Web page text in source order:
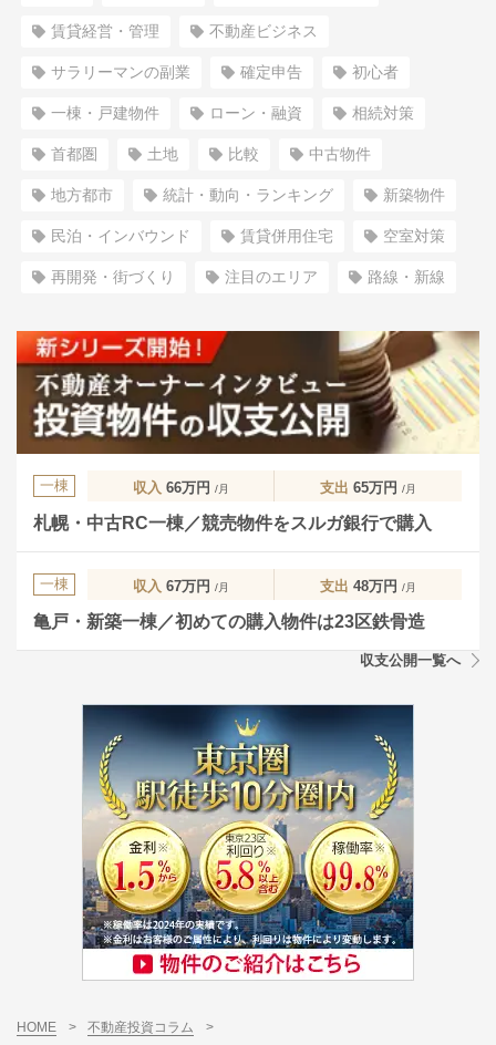
賃貸経営・管理 不動産ビジネス
サラリーマンの副業 確定申告 初心者
一棟・戸建物件 ローン・融資 相続対策
首都圏 土地 比較 中古物件
地方都市 統計・動向・ランキング 新築物件
民泊・インバウンド 賃貸併用住宅 空室対策
再開発・街づくり 注目のエリア 路線・新線
一棟 収入 66万円 /月 支出 65万円 /月
札幌・中古RC一棟／競売物件をスルガ銀行で購入
一棟 収入 67万円 /月 支出 48万円 /月
亀戸・新築一棟／初めての購入物件は23区鉄骨造
収支公開一覧へ
HOME > 不動産投資コラム >